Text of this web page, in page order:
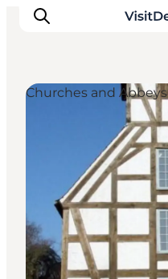
Inspiration
Resmål
Aktiviteter
Övernatta
Planera resan
Churches and Abbeys